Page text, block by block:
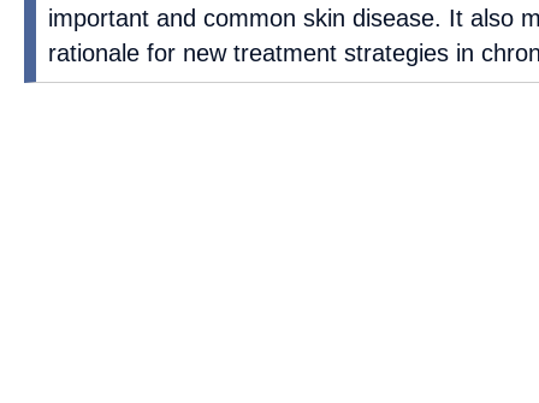
important and common skin disease. It also
rationale for new treatment strategies in